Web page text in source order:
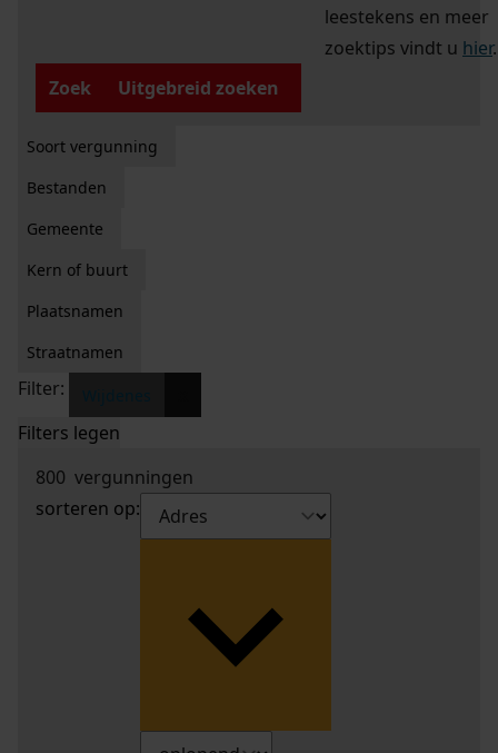
leestekens en meer
zoektips vindt u hier.
Zoek
Uitgebreid zoeken
Soort vergunning
Bestanden
Gemeente
Kern of buurt
Plaatsnamen
Straatnamen
Filter:
Filters legen
800 vergunningen
sorteren op: